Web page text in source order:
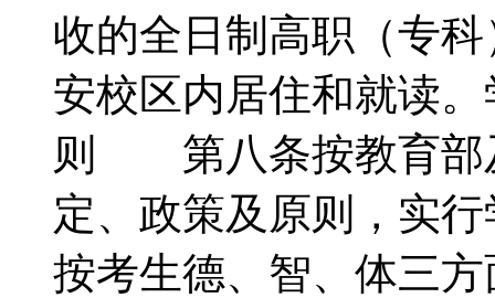
收的全日制高职（专
安校区内居住和就读
则 第八条按教育部
定、政策及原则，实
按考生德、智、体三